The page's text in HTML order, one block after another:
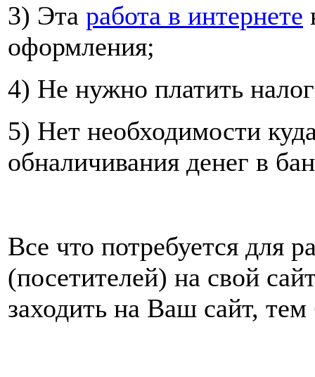
3) Эта работа в интернете
оформления;
4) Не нужно платить
5) Нет необходимости
обналичивания денег в
Все что потребуется для
(посетителей) на свой
заходить на Ваш сайт,